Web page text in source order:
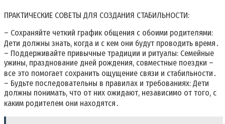
ПРАКТИЧЕСКИЕ СОВЕТЫ ДЛЯ СОЗДАНИЯ СТАБИЛЬНОСТИ:
– Сохраняйте четкий график общения с обоими родителями:
Дети должны знать, когда и с кем они будут проводить время․
– Поддерживайте привычные традиции и ритуалы: Семейные
ужины, празднование дней рождения, совместные поездки –
все это помогает сохранить ощущение связи и стабильности․
– Будьте последовательны в правилах и требованиях: Дети
должны понимать, что от них ожидают, независимо от того, с
каким родителем они находятся․